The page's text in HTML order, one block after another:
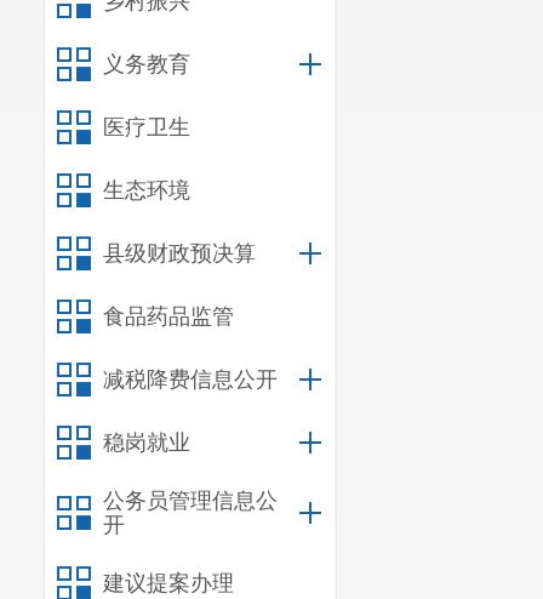
义务教育
医疗卫生
生态环境
县级财政预决算
食品药品监管
减税降费信息公开
稳岗就业
公务员管理信息公
开
建议提案办理